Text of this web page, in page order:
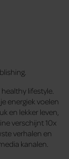
lifestyle.
energiek voelen
en lekker leven,
verschijnt 10x
verhalen en
kanalen.